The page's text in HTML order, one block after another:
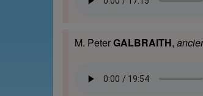
M. PeterGALBRAITH,